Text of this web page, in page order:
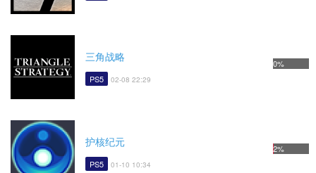
三角战略
PS5 02-08 22:29
0%
护核纪元
PS5 01-10 10:34
2%